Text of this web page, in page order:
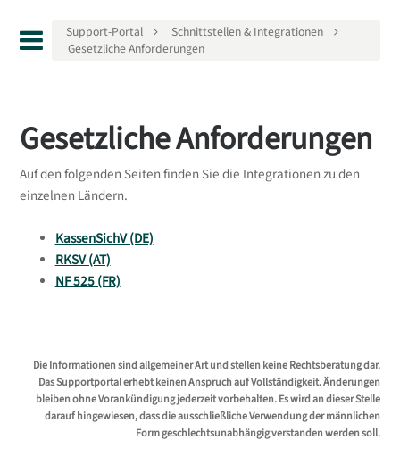
Support-Portal
Schnittstellen & Integrationen
Gesetzliche Anforderungen
Gesetzliche Anforderungen
Auf den folgenden Seiten finden Sie die Integrationen zu den
einzelnen Ländern.
KassenSichV (DE)
RKSV (AT)
NF 525 (FR)
Die Informationen sind allgemeiner Art und stellen keine Rechtsberatung dar.
Das Supportportal erhebt keinen Anspruch auf Vollständigkeit. Änderungen
bleiben ohne Vorankündigung jederzeit vorbehalten. Es wird an dieser Stelle
darauf hingewiesen, dass die ausschließliche Verwendung der männlichen
Form geschlechtsunabhängig verstanden werden soll.